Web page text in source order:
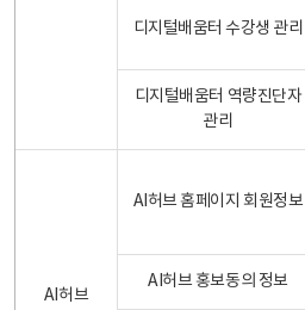
디지털배움터 수강생 관리
디지털배움터 역량진단자
관리
AI허브
AI허브 홈페이지 회원정보
AI허브 홍보동의 정보